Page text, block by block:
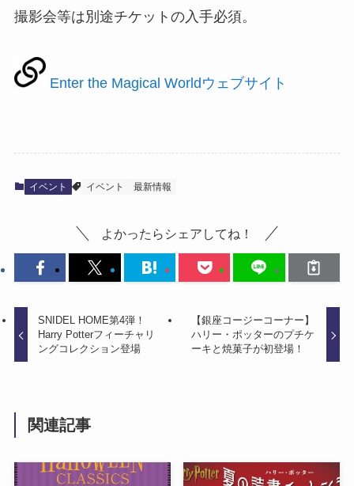
撮影会等は別途チケットの入手必須。
Enter the Magical Worldウェブサイト
イベント イベント 最新情報
よかったらシェアしてね！
SNIDEL HOME第4弾！
Harry Potterフィーチャリ
ングコレクション登場
【銀座コージーコーナー】
ハリー・ポッターのプチケ
ーキと焼菓子が初登場！
関連記事